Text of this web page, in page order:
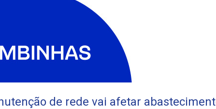
de rede vai afetar